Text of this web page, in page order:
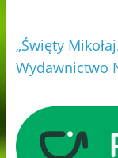
„Święty
Wydawnictwo